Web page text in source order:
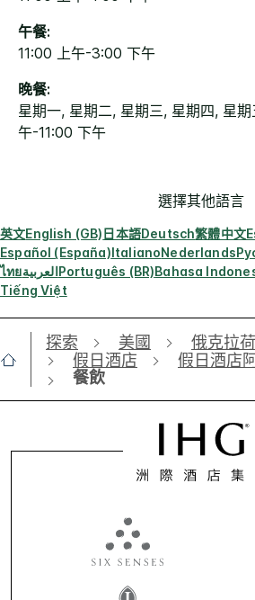
午餐:
11:00 上午-3:00 下午
晚餐:
星期一, 星期二, 星期三, 星期四, 星
午-11:00 下午
選擇其他語言
英文English (GB)日本語Deutsch繁體中文
Español (España)ItalianoNederlands
ไทยالعربيةPortuguês (BR)Bahasa
Tiếng Việt
探索 美國 俄克拉
假日酒店
假日酒店
餐飲